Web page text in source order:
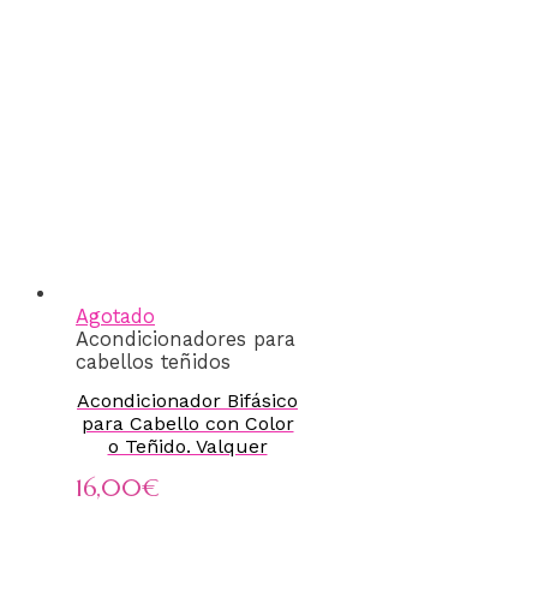
Agotado
Acondicionadores para
cabellos teñidos
Acondicionador Bifásico
para Cabello con Color
o Teñido. Valquer
16,00€